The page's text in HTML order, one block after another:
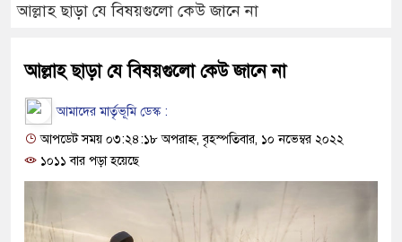
আল্লাহ ছাড়া যে বিষয়গুলো কেউ জানে না
আল্লাহ ছাড়া যে বিষয়গুলো কেউ জানে না
আমাদের মার্তৃভূমি ডেস্ক :
আপডেট সময় ০৩:২৪:১৮ অপরাহ্ন, বৃহস্পতিবার, ১০ নভেম্বর ২০২২
১০১১ বার পড়া হয়েছে